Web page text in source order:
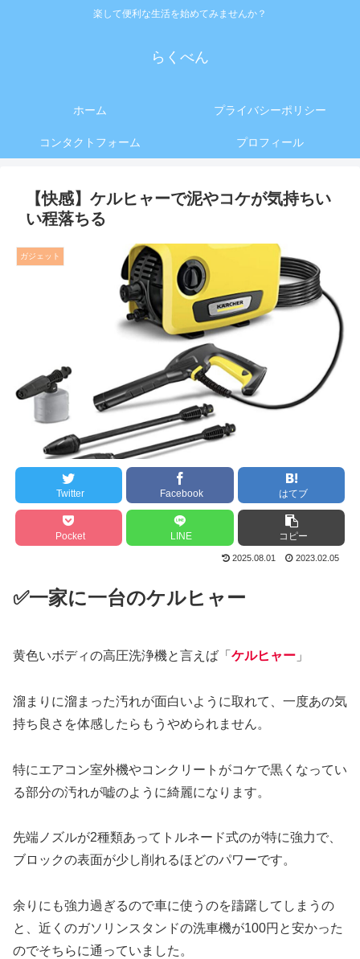
楽して便利な生活を始めてみませんか？
らくべん
ホーム プライバシーポリシー
コンタクトフォーム プロフィール
【快感】ケルヒャーで泥やコケが気持ちい
い程落ちる
ガジェット
Twitter Facebook はてブ
Pocket LINE コピー
2025.08.01 2023.02.05
✅一家に一台のケルヒャー
黄色いボディの高圧洗浄機と言えば「 ケルヒャー 」
溜まりに溜まった汚れが面白いように取れて、一度あの気
持ち良さを体感したらもうやめられません。
特にエアコン室外機やコンクリートがコケで黒くなってい
る部分の汚れが嘘のように綺麗になります。
先端ノズルが2種類あってトルネード式のが特に強力で、
ブロックの表面が少し削れるほどのパワーです。
余りにも強力過ぎるので車に使うのを躊躇してしまうの
と、近くのガソリンスタンドの洗車機が100円と安かった
のでそちらに通っていました。